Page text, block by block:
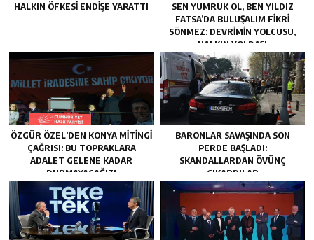
HALKIN ÖFKESI ENDIŞE YARATTI
SEN YUMRUK OL, BEN YILDIZ
FATSA’DA BULUŞALIM FIKRI
SÖNMEZ: DEVRIMIN YOLCUSU,
HALKIN YOLDAŞI
ÖZGÜR ÖZEL’DEN KONYA MITINGI
ÇAĞRISI: BU TOPRAKLARA
ADALET GELENE KADAR
DURMAYACAĞIZ!
BARONLAR SAVAŞINDA SON
PERDE BAŞLADI:
SKANDALLARDAN ÖVÜNÇ
ÇIKARDILAR